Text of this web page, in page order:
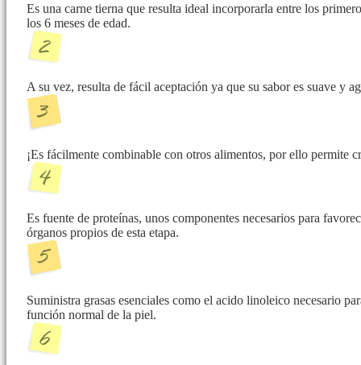
Es una carne tierna que resulta ideal incorporarla entre los
los 6 meses de edad.
A su vez, resulta de fácil aceptación ya que su sabor es suave y
¡Es fácilmente combinable con otros alimentos, por ello permite
Es fuente de proteínas, unos componentes necesarios para
órganos propios de esta etapa.
Suministra grasas esenciales como el acido linoleico necesario
función normal de la piel.